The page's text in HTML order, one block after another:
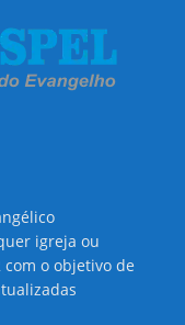
igreja ou
o objetivo de